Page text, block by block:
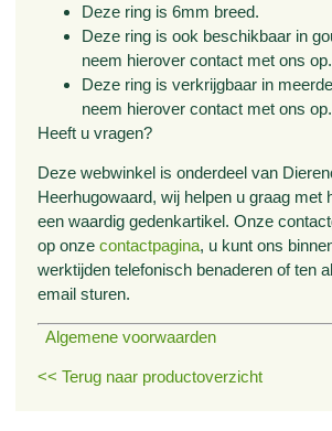
Deze ring is 6mm breed.
Deze ring is ook beschikbaar in
neem hierover contact met ons op.
Deze ring is verkrijgbaar in
neem hierover contact met ons op.
Heeft u vragen?
Deze webwinkel is onderdeel van
Heerhugowaard, wij helpen u graag met
een waardig gedenkartikel. Onze
op onzecontactpagina, u kunt ons
werktijden telefonisch benaderen of ten
email sturen.
Algemene voorwaarden
<< Terug naar productoverzicht